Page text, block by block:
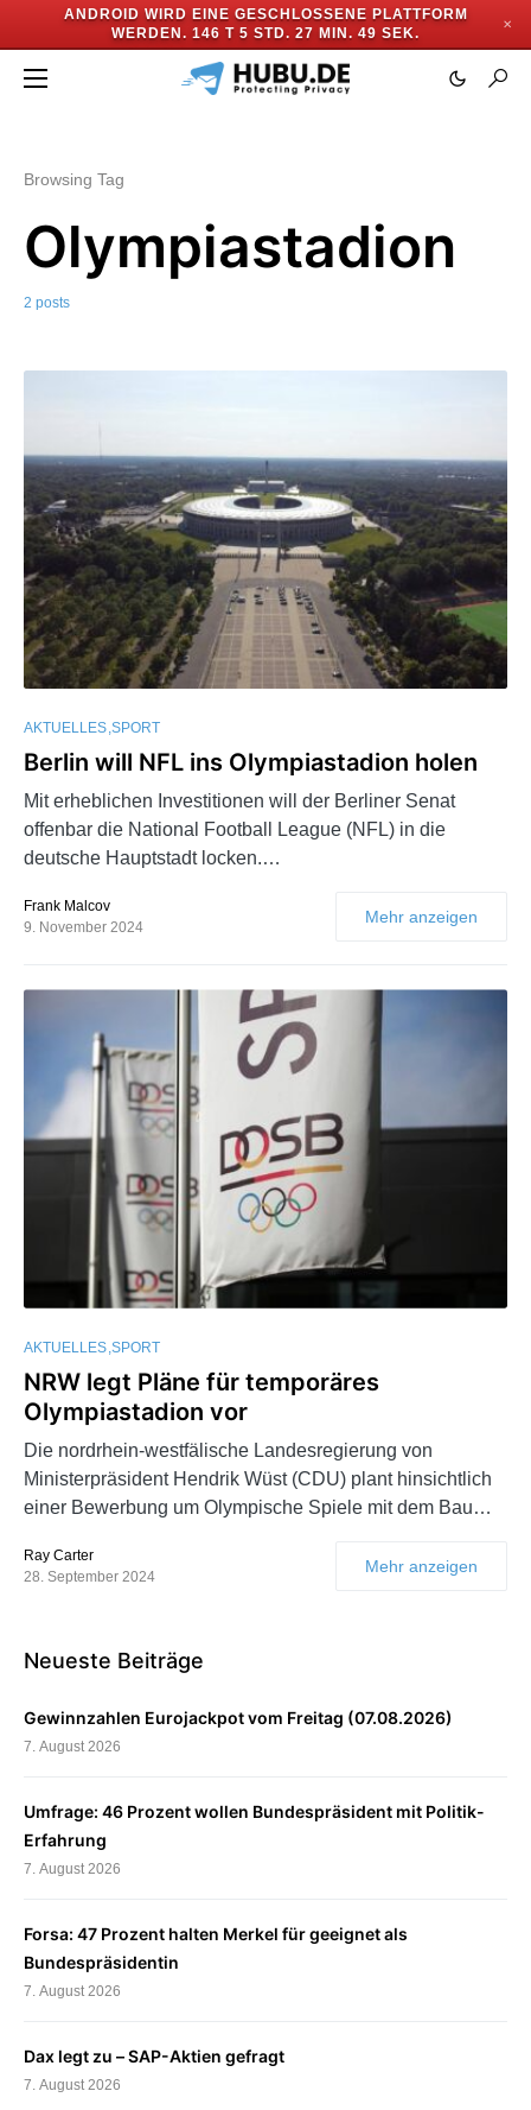
ANDROID WIRD EINE GESCHLOSSENE PLATTFORM
WERDEN. 146 T 5 STD. 27 MIN. 48 SEK.
✕
Browsing Tag
Olympiastadion
2 posts
AKTUELLES SPORT
Berlin will NFL ins Olympiastadion holen
Mit erheblichen Investitionen will der Berliner Senat
offenbar die National Football League (NFL) in die
deutsche Hauptstadt locken.…
Frank Malcov
9. November 2024
Mehr anzeigen
AKTUELLES SPORT
NRW legt Pläne für temporäres
Olympiastadion vor
Die nordrhein-westfälische Landesregierung von
Ministerpräsident Hendrik Wüst (CDU) plant hinsichtlich
einer Bewerbung um Olympische Spiele mit dem Bau…
Ray Carter
28. September 2024
Mehr anzeigen
Neueste Beiträge
Gewinnzahlen Eurojackpot vom Freitag (07.08.2026)
7. August 2026
Umfrage: 46 Prozent wollen Bundespräsident mit Politik-
Erfahrung
7. August 2026
Forsa: 47 Prozent halten Merkel für geeignet als
Bundespräsidentin
7. August 2026
Dax legt zu – SAP-Aktien gefragt
7. August 2026